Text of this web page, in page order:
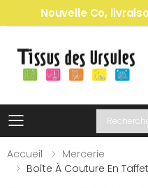
Nouvelle Co,
Toggle mobile
Accueil
Mercerie
Boîte À Couture En